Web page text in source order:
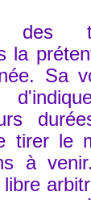
des
la
Sa
tirer le
à